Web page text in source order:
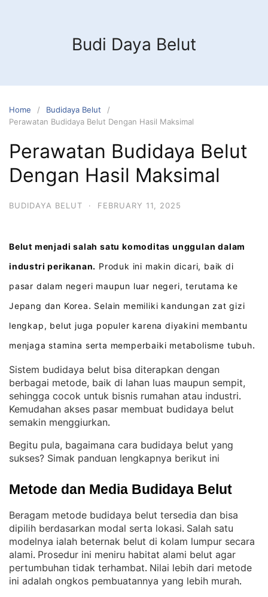
Budi Daya Belut
Home
Budidaya Belut
Perawatan Budidaya Belut Dengan Hasil Maksimal
Perawatan Budidaya Belut
Dengan Hasil Maksimal
BUDIDAYA BELUT · FEBRUARY 11, 2025
Belut menjadi salah satu komoditas unggulan dalam
industri perikanan. Produk ini makin dicari, baik di
pasar dalam negeri maupun luar negeri, terutama ke
Jepang dan Korea. Selain memiliki kandungan zat gizi
lengkap, belut juga populer karena diyakini membantu
menjaga stamina serta memperbaiki metabolisme tubuh.
Sistem budidaya belut bisa diterapkan dengan
berbagai metode, baik di lahan luas maupun sempit,
sehingga cocok untuk bisnis rumahan atau industri
Kemudahan akses pasar membuat budidaya belut
semakin menggiurkan.
Begitu pula, bagaimana cara budidaya belut yang
sukses? Simak panduan lengkapnya berikut ini
Metode dan Media Budidaya Belut
Beragam metode budidaya belut tersedia dan bisa
dipilih berdasarkan modal serta lokasi. Salah satu
modelnya ialah beternak belut di kolam lumpur secara
alami. Prosedur ini meniru habitat alami belut agar
pertumbuhan tidak terhambat. Nilai lebih dari metode
ini adalah ongkos pembuatannya yang lebih murah.